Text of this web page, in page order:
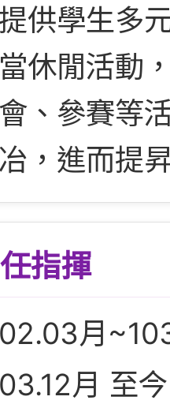
供學生多
休閒活動
、參賽等
，進而提
指揮
月
月